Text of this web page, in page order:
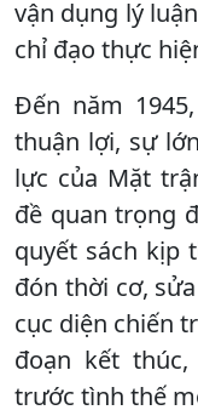
vận dụng lý
chỉ đạo thực
Đến năm
thuận lợi, sự
lực của Mặt
đề quan trọng
quyết sách kịp
đón thời cơ,
cục diện chiến
đoạn kết
trước tình thế